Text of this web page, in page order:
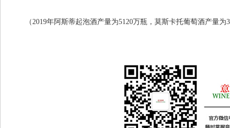
（2019年阿斯蒂起泡酒产量为5120万瓶，莫斯卡托葡萄酒产量为